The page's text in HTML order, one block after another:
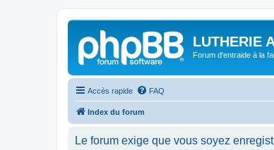
LUTHERIE
Forum d'entraide à la
Accès rapide FAQ
Index du forum
Le forum exige que vous soyez